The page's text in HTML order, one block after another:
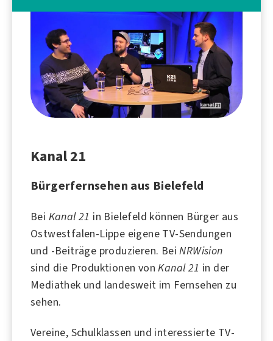
Kanal 21
Bürgerfernsehen aus Bielefeld
Bei Kanal 21 in Bielefeld können Bürger aus
Ostwestfalen-Lippe eigene TV-Sendungen
und -Beiträge produzieren. BeiNRWision
sind die Produktionen vonKanal 21 in der
Mediathek und landesweit im Fernsehen zu
sehen.
Vereine, Schulklassen und interessierte TV-